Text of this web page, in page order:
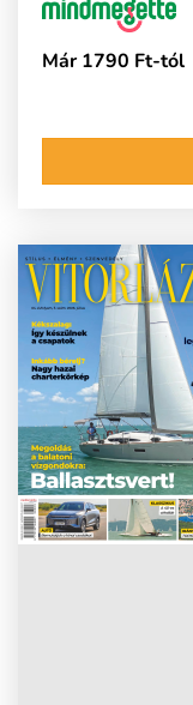
Már 1790 Ft-tól